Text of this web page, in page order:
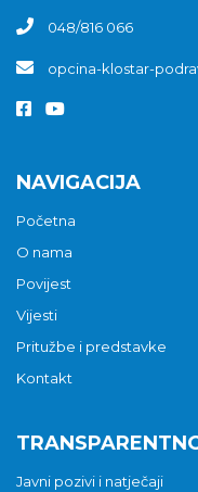
048/816 066
opcina-klostar-
NAVIGACIJA
Početna
O nama
Povijest
Vijesti
Pritužbe i predstavke
Kontakt
Javni pozivi i natječaji